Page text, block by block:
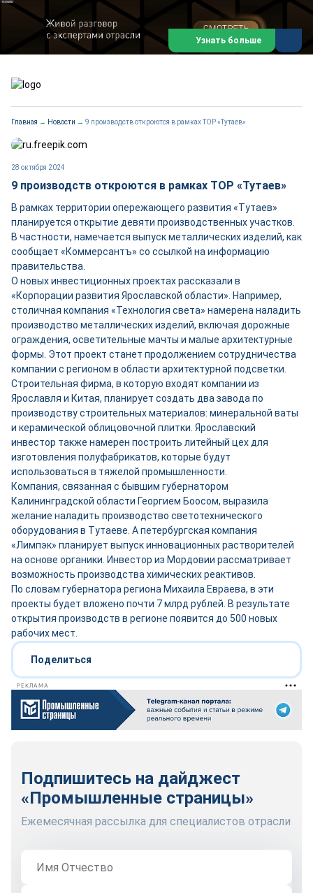
#подкаст_добывающей
Узнать больше
Главная → Новости → 9 производств откроются в рамках ТОР «Тутаев»
28 октября 2024
9 производств откроются в рамках ТОР «Тутаев»
В рамках территории опережающего развития «Тутаев»
планируется открытие девяти производственных участков.
В частности, намечается выпуск металлических изделий, как
сообщает «Коммерсантъ» со ссылкой на информацию
правительства.
О новых инвестиционных проектах рассказали в
«Корпорации развития Ярославской области». Например,
столичная компания «Технология света» намерена наладить
производство металлических изделий, включая дорожные
ограждения, осветительные мачты и малые архитектурные
формы. Этот проект станет продолжением сотрудничества
компании с регионом в области архитектурной подсветки.
Строительная фирма, в которую входят компании из
Ярославля и Китая, планирует создать два завода по
производству строительных материалов: минеральной ваты
и керамической облицовочной плитки. Ярославский
инвестор также намерен построить литейный цех для
изготовления полуфабрикатов, которые будут
использоваться в тяжелой промышленности.
Компания, связанная с бывшим губернатором
Калининградской области Георгием Боосом, выразила
желание наладить производство светотехнического
оборудования в Тутаеве. А петербургская компания
«Лимпэк» планирует выпуск инновационных растворителей
на основе органики. Инвестор из Мордовии рассматривает
возможность производства химических реактивов.
По словам губернатора региона Михаила Евраева, в эти
проекты будет вложено почти 7 млрд рублей. В результате
открытия производств в регионе появится до 500 новых
рабочих мест.
Поделиться
РЕКЛАМА
Подпишитесь на дайджест
«Промышленные страницы»
Ежемесячная рассылка для специалистов отрасли